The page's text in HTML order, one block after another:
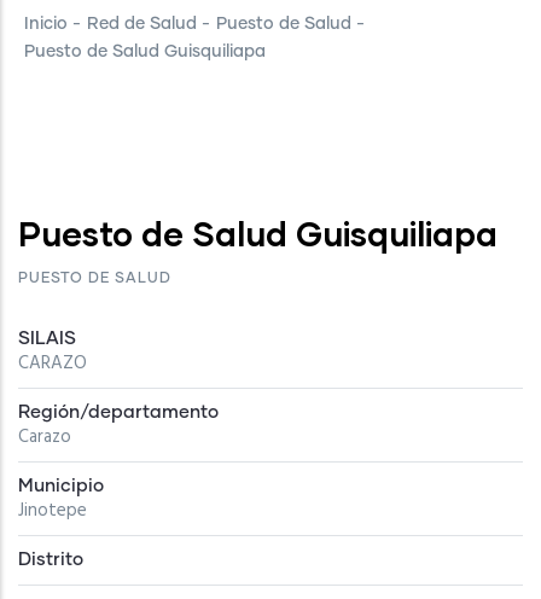
Inicio - Red de Salud - Puesto de Salud -
Puesto de Salud Guisquiliapa
Puesto de Salud Guisquiliapa
PUESTO DE SALUD
SILAIS
CARAZO
Región/departamento
Carazo
Municipio
Jinotepe
Distrito